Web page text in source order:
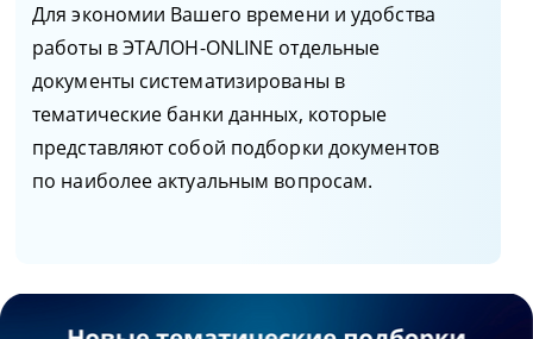
Для экономии Вашего времени и удобства
работы в ЭТАЛОН-ONLINE отдельные
документы систематизированы в
тематические банки данных, которые
представляют собой подборки документов
по наиболее актуальным вопросам.